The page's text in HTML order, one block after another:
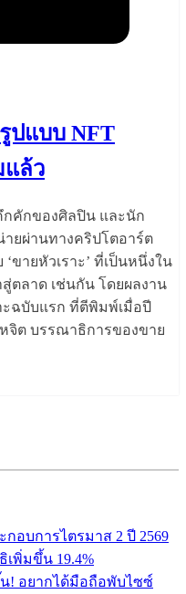
ปแบบ NFT
แล้ว
กคักของศิลปิน และนัก
ยผ่านทางคริปโตอาร์ต
ขายหัวเราะ’ ที่เป็นหนึ่งใน
ตลาด เช่นกัน โดยผลงาน
ฉบับแรก ที่ตีพิมพ์เมื่อปี
จิต บรรณาธิการของขาย
กอบการไตรมาส 2 ปี 2569
เพิ่มขึ้น 19.4%
น! อยากได้มือถือพับไซซ์